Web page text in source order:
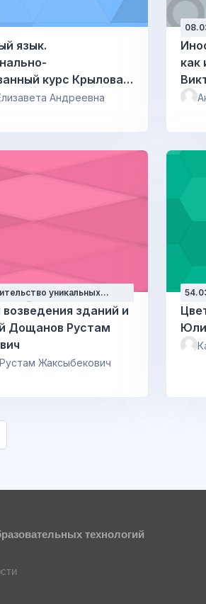
язык.
курс Крылова
Андреевна
как
уникальных
возведения зданий и
Жаксыбекович
технологий